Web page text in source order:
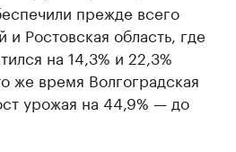
прежде всего
Ростовская область, где
на 14,3% и 22,3%
же время Волгоградская
урожая на 44,9% — до